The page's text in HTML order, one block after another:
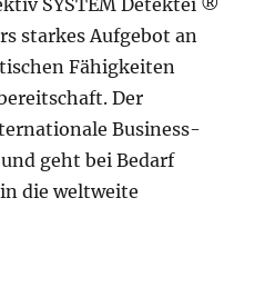
SYSTEM Detektei ®
starkes Aufgebot an
Fähigkeiten
Der
Business-
geht bei Bedarf
die weltweite